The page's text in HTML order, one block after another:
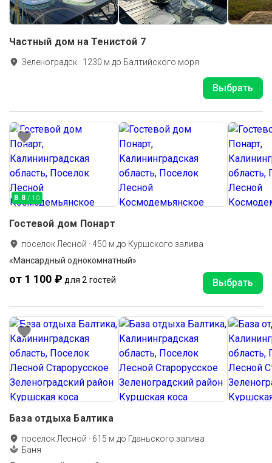
Частный дом на Тенистой 7
Зеленоградск · 1230 м до Балтийского моря
Выбрать
8.8 / 10
Гостевой дом Понарт
поселок Лесной ·450 м до Куршского залива
«Мансардный однокомнатный»
от 1 100 ₽ для 2 гостей Выбрать
База отдыха Балтика
поселок Лесной · 615 м до Гданьского залива
Баня